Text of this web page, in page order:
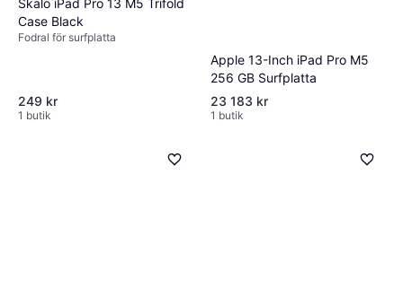
Case Black
Fodral för surfplatta
249 kr
1 butik
Apple 13-Inch iPad Pro M5
256 GB Surfplatta
23 183 kr
1 butik